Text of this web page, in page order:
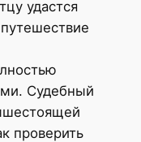
удастся
Судебный
проверить